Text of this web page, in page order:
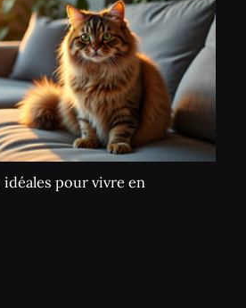
idéales pour vivre en